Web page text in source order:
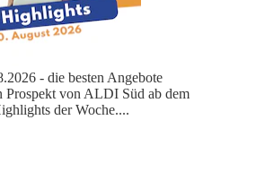
- die besten Angebote
Prospekt von ALDI Süd ab dem
der Woche....